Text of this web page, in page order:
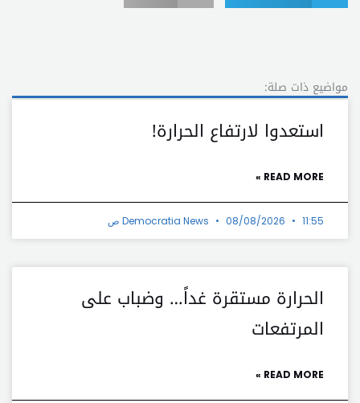
مواضيع ذات صلة:
استعدوا لارتفاع الحرارة!
READ MORE »
Democratia News 08/08/2026 11:55 ص
الحرارة مستقرة غداً… وضباب على
المرتفعات
READ MORE »